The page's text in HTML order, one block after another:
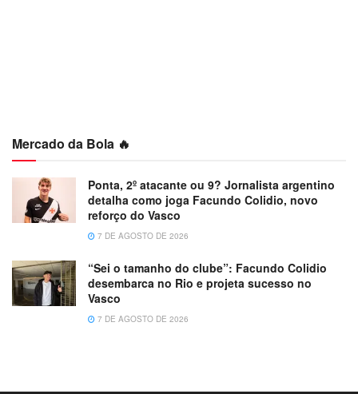
Mercado da Bola 🔥
Ponta, 2º atacante ou 9? Jornalista argentino
detalha como joga Facundo Colidio, novo
reforço do Vasco
7 DE AGOSTO DE 2026
“Sei o tamanho do clube”: Facundo Colidio
desembarca no Rio e projeta sucesso no
Vasco
7 DE AGOSTO DE 2026